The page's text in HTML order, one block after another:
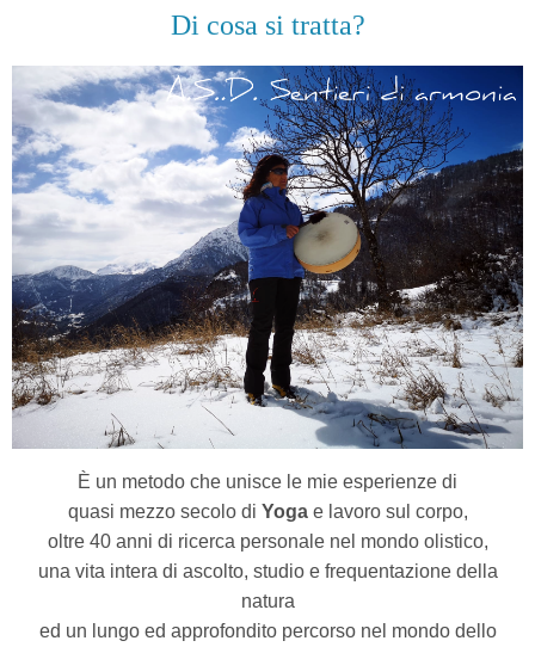
Di cosa si tratta?
È un metodo che unisce le mie esperienze di
quasi mezzo secolo di Yogae lavoro sul corpo,
oltre 40 anni di ricerca personale nel mondo olistico,
una vita intera di ascolto, studio e frequentazione della
natura
ed un lungo ed approfondito percorso nel mondo dello